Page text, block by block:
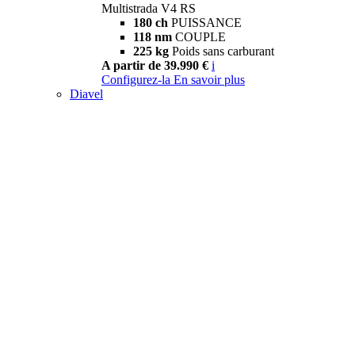
Multistrada V4 RS
180 ch PUISSANCE
118 nm COUPLE
225 kg Poids sans carburant
A partir de 39.990 € i
Configurez-la En savoir plus
Diavel